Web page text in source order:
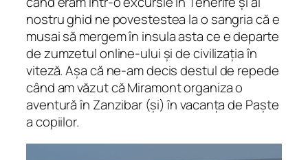
nostru ghid ne povestestea la o sangria că e
musai să mergem în insula asta ce e departe
de zumzetul online-ului și de civilizația în
viteză. Așa că ne-am decis destul de repede
când am văzut că Miramont organiza o
aventură în Zanzibar (și) în vacanța de Paște
a copiilor.